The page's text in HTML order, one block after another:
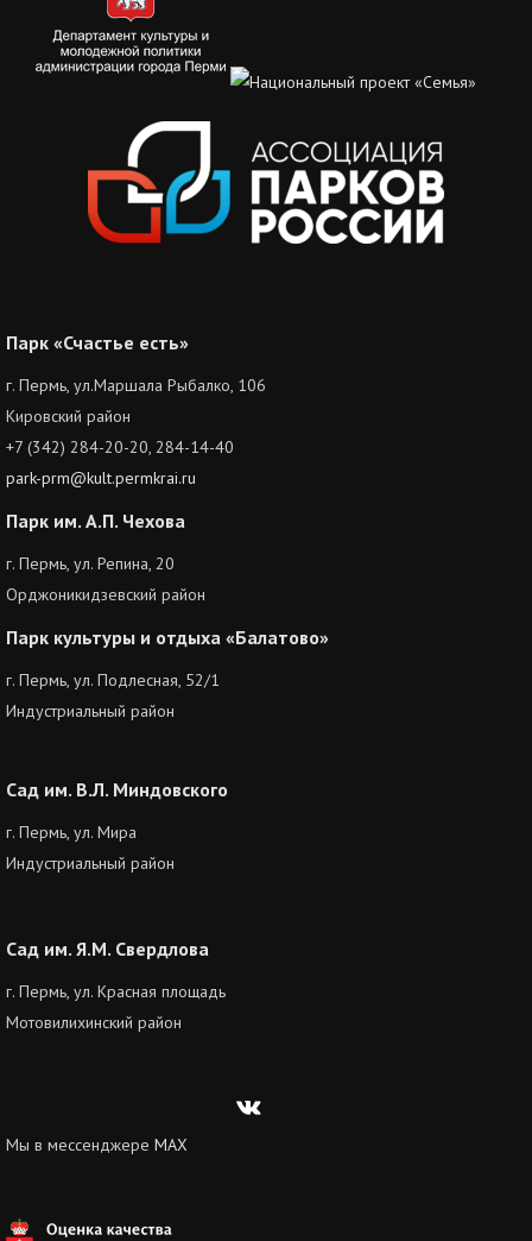
Парк «Счастье есть»
г. Пермь, ул.Маршала Рыбалко, 106
Кировский район
+7 (342) 284-20-20, 284-14-40
park-prm@kult.permkrai.ru
Парк им. А.П. Чехова
г. Пермь, ул. Репина, 20
Орджоникидзевский район
Парк культуры и отдыха «Балатово»
г. Пермь, ул. Подлесная, 52/1
Индустриальный район
Сад им. В.Л. Миндовского
г. Пермь, ул. Мира
Индустриальный район
Сад им. Я.М. Свердлова
г. Пермь, ул. Красная площадь
Мотовилихинский район
Вконтакте
Мы в мессенджере MAX